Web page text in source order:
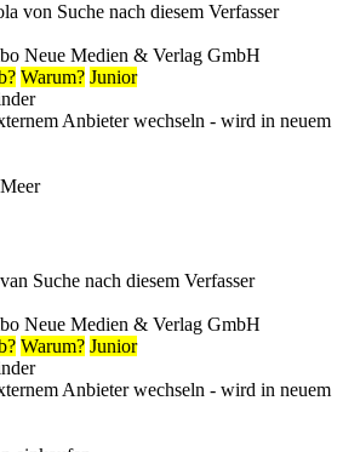
von Suche nach diesem Verfasser
Neue Medien & Verlag GmbH
Warum? Junior
Anbieter wechseln - wird in neuem
Suche nach diesem Verfasser
Neue Medien & Verlag GmbH
Warum? Junior
Anbieter wechseln - wird in neuem